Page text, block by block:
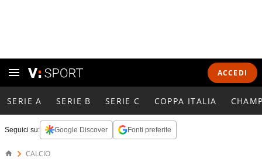
ACCEDI
SERIE A SERIE B SERIE C COPPA ITALIA
Seguici su: Google Discover Fonti preferite
CALCIO